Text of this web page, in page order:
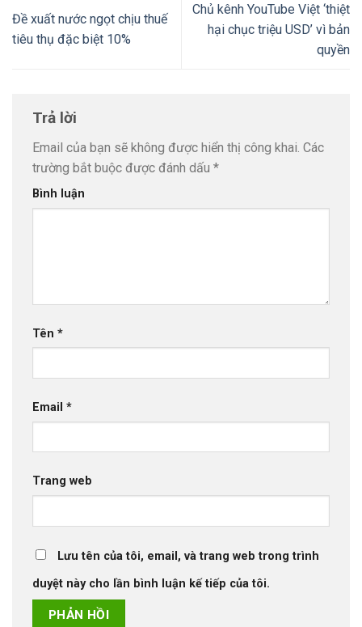
Đề xuất nước ngọt chịu thuế
tiêu thụ đặc biệt 10%
Chủ kênh YouTube Việt ‘thiệt
hại chục triệu USD’ vì bản
quyền
Trả lời
Email của bạn sẽ không được hiển thị công khai. Các
trường bắt buộc được đánh dấu *
Bình luận
Tên *
Email *
Trang web
Lưu tên của tôi, email, và trang web trong trình
duyệt này cho lần bình luận kế tiếp của tôi.